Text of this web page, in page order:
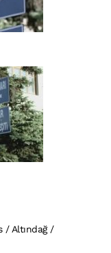
/ Altındağ /